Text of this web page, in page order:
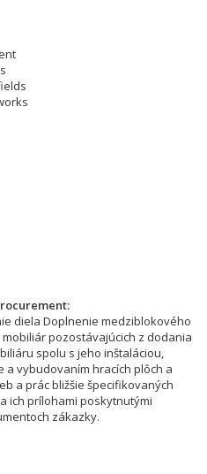
diela Doplnenie medziblokového
pozostávajúcich z dodania
spolu s jeho inštaláciou,
vybudovaním hracích plôch a
a prác bližšie špecifikovaných
ich prílohami poskytnutými
zákazky.